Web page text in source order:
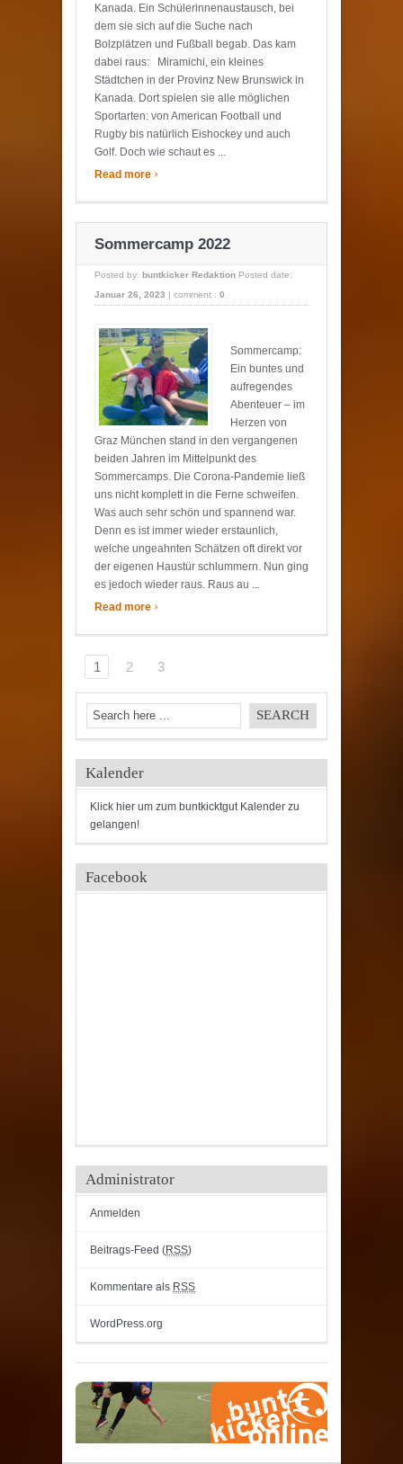
Kanada. Ein Schülerinnenaustausch, bei
dem sie sich auf die Suche nach
Bolzplätzen und Fußball begab. Das kam
dabei raus: Miramichi, ein kleines
Städtchen in der Provinz New Brunswick in
Kanada. Dort spielen sie alle möglichen
Sportarten: von American Football und
Rugby bis natürlich Eishockey und auch
Golf. Doch wie schaut es ...
Read more ›
Sommercamp 2022
Posted by: buntkicker Redaktion Posted date:
Januar 26, 2023 | comment : 0
Sommercamp:
Ein buntes und
aufregendes
Abenteuer – im
Herzen von
Graz München stand in den vergangenen
beiden Jahren im Mittelpunkt des
Sommercamps. Die Corona-Pandemie ließ
uns nicht komplett in die Ferne schweifen.
Was auch sehr schön und spannend war.
Denn es ist immer wieder erstaunlich,
welche ungeahnten Schätzen oft direkt vor
der eigenen Haustür schlummern. Nun ging
es jedoch wieder raus. Raus au ...
Read more ›
1 2 3
Kalender
Klick hier um zum buntkicktgut Kalender zu
gelangen!
Facebook
Administrator
Anmelden
Beitrags-Feed (RSS)
Kommentare als RSS
WordPress.org